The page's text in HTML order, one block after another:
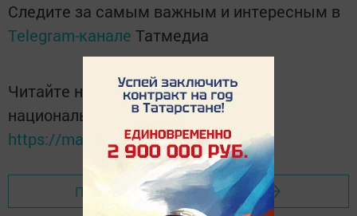
Следите за самым важным и интересным в
Telegram-канале Татмедиа
Читайте новости Татарстана в
национальном мессенджере MАХ:
https://max.ru/tatmedia
Перейти на страницу новости